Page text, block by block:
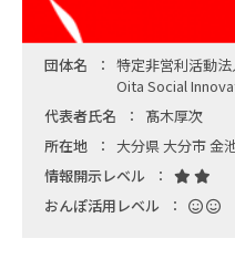
団体名
特定非営利活動法
Oita Social
代表者氏名
髙木厚次
所在地
大分県 大分市 金
情報開示レベル
おんぽ活用レベル